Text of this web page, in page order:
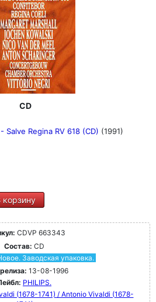
CD
Salve Regina RV 618 (CD) (1991)
корзину
CDVP 663343
Состав: CD
Заводская упаковка.
13-08-1996
PHILIPS.
(1678-1741) / Antonio Vivaldi (1678-